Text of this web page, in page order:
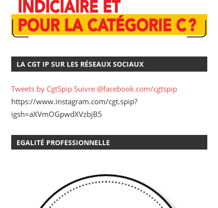
LA CGT IP SUR LES RÉSEAUX SOCIAUX
Tweets by CgtSpip Suivre @facebook.com/cgtspip
https://www.instagram.com/cgt.spip?
igsh=aXVmOGpwdXVzbjB5
EGALITÉ PROFESSIONNELLE